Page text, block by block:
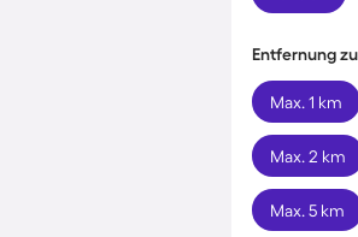
Entfernung
Max. 1 km
Max. 2 km
Max. 5 km